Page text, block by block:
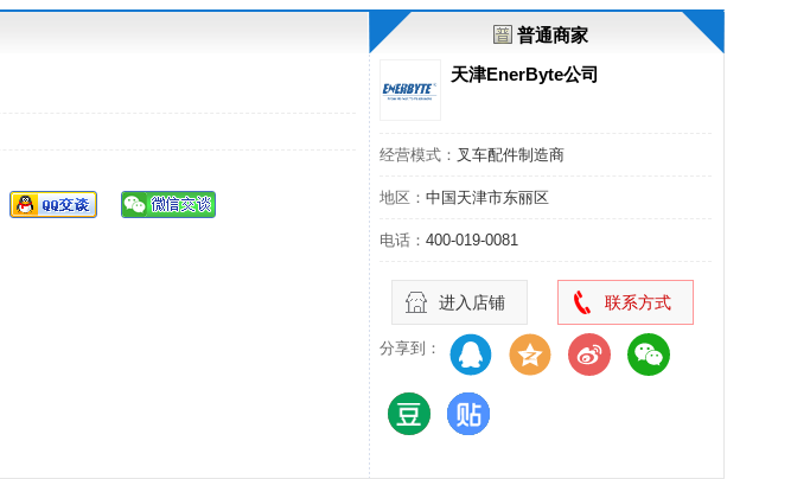
普通商家
天津EnerByte公司
经营模式： 叉车配件制造商
地区： 中国天津市东丽区
电话： 400-019-0081
进入店铺 联系方式
分享到：